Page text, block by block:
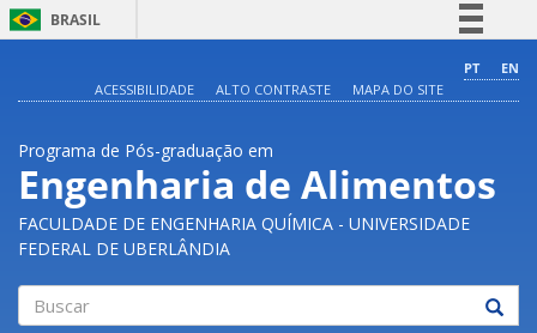
BRASIL
Comunica BR
Acesso à informação
Legislação
PT
EN
ACESSIBILIDADE
ALTO CONTRASTE MAPA DO SITE
Programa de Pós-graduação em
Engenharia de Alimentos
FACULDADE DE ENGENHARIA QUÍMICA - UNIVERSIDADE
FEDERAL DE UBERLÂNDIA